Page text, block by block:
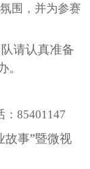
围，并为参赛
请认真准备
85401147
故事”暨微视